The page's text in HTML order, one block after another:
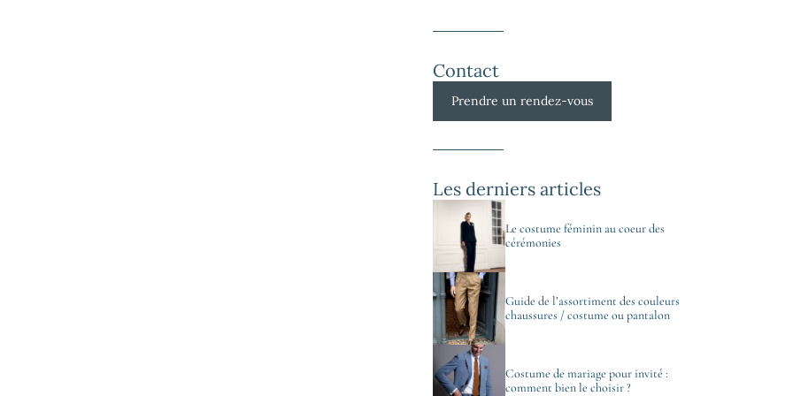
Contact
Prendre un rendez-vous
Les derniers articles
Le costume féminin au coeur des
cérémonies
Guide de l’assortiment des couleurs
chaussures / costume ou pantalon
Costume de mariage pour invité :
comment bien le choisir ?